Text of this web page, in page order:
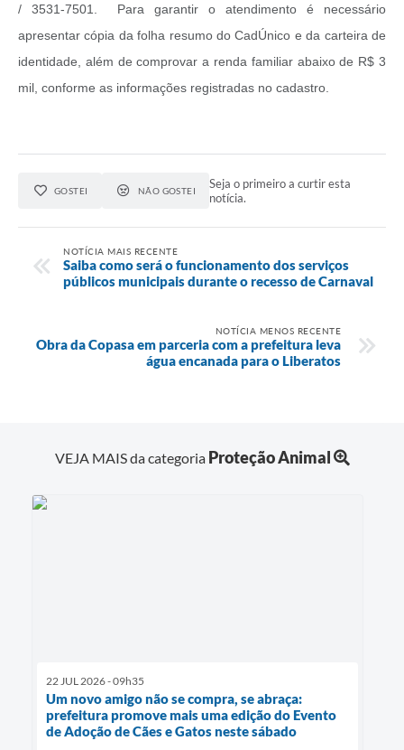
/ 3531-7501. Para garantir o atendimento é necessário
apresentar cópia da folha resumo do CadÚnico e da carteira de
identidade, além de comprovar a renda familiar abaixo de R$ 3
mil, conforme as informações registradas no cadastro.
GOSTEI NÃO GOSTEI
Seja o primeiro a curtir esta
notícia.
NOTÍCIA MAIS RECENTE
Saiba como será o funcionamento dos serviços
públicos municipais durante o recesso de Carnaval
NOTÍCIA MENOS RECENTE
Obra da Copasa em parceria com a prefeitura leva
água encanada para o Liberatos
VEJA MAIS da categoria Proteção Animal
22 JUL 2026 - 09h35
Um novo amigo não se compra, se abraça:
prefeitura promove mais uma edição do Evento
de Adoção de Cães e Gatos neste sábado